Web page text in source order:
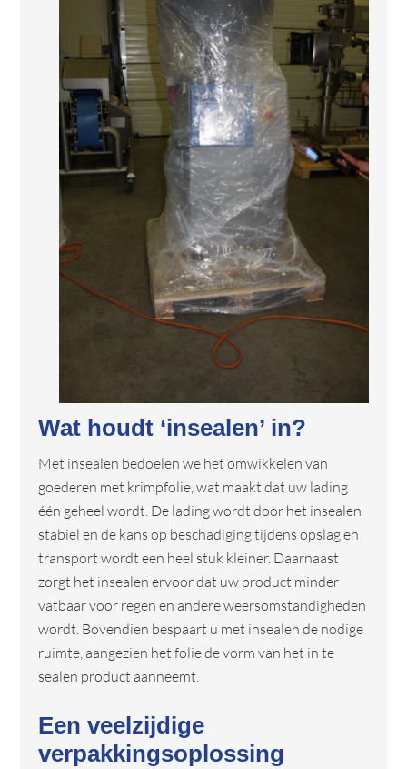
Wat houdt ‘insealen’ in?
Met insealen bedoelen we het omwikkelen van
goederen met krimpfolie, wat maakt dat uw lading
één geheel wordt. De lading wordt door het insealen
stabiel en de kans op beschadiging tijdens opslag en
transport wordt een heel stuk kleiner. Daarnaast
zorgt het insealen ervoor dat uw product minder
vatbaar voor regen en andere weersomstandigheden
wordt. Bovendien bespaart u met insealen de nodige
ruimte, aangezien het folie de vorm van het in te
sealen product aanneemt.
Een veelzijdige
verpakkingsoplossing